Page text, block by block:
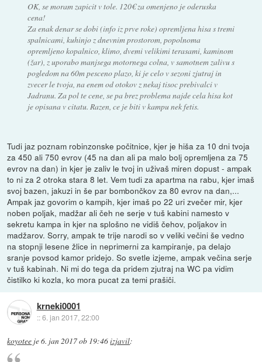
OK, se moram zapicit v tole. 120€ za omenjeno je oderuska
cena!
Za enak denar se dobi (info iz prve roke) opremljena hisa s tremi
spalnicami, kuhinjo z dnevnim prostorom, popolnoma
opremljeno kopalnico, klimo, dvemi velikimi terasami, kaminom
(žar), z uporabo manjsega motornega colna, v samotnem zalivu s
pogledom na 60m pesceno plazo, ki je celo v sezoni zjutraj in
zvecer le tvoja, na enem od otokov z nekaj tisoc prebivalci v
Jadranu. Za pol te cene, se pa brez problema najde cela hisa kot
je opisana v citatu. Razen, ce je biti v kampu nek fetis.
Tudi jaz poznam robinzonske počitnice, kjer je hiša za 10 dni tvoja
za 450 ali 750 evrov (45 na dan ali pa malo bolj opremljena za 75
evrov na dan) in kjer je zaliv le tvoj in uživaš miren dopust - ampak
to ni za 2 otroka stara 8 let. Vem tudi za apartma na rabu, kjer imaš
svoj bazen, jakuzi in še par bombončkov za 80 evrov na dan,...
Ampak jaz govorim o kampih, kjer imaš po 22 uri zvečer mir, kjer
noben poljak, madžar ali čeh ne serje v tuš kabini namesto v
sekretu kampa in kjer na splošno ne vidiš čehov, poljakov in
madžarov. Sorry, ampak te trije narodi so v veliki večini še vedno
na stopnji lesene žlice in neprimerni za kampiranje, pa delajo
sranje povsod kamor pridejo. So svetle izjeme, ampak večina serje
v tuš kabinah. Ni mi do tega da pridem zjutraj na WC pa vidim
čistilko ki kozla, ko mora pucat za temi prašiči.
krneki0001
::6. jan 2017, 22:00
koyotee je6. jan 2017 ob 19:46izjavil: